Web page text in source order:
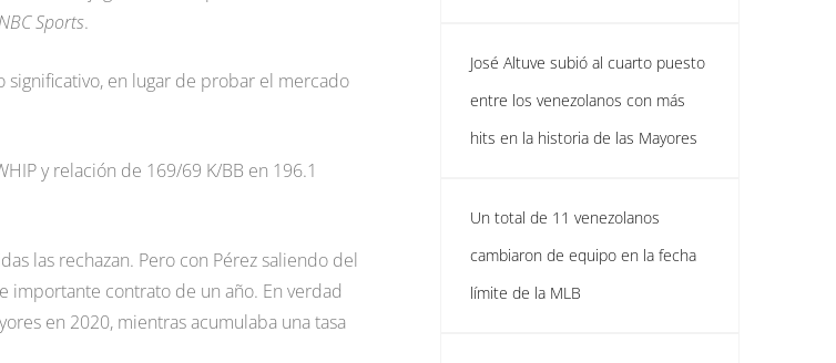
NBC Sports.
en lugar de probar el mercado
y relación de 169/69 K/BB en 196.1
las rechazan. Pero con Pérez saliendo del
importante contrato de un año. En verdad
en 2020, mientras acumulaba una tasa
José Altuve subió al cuarto puesto
entre los venezolanos con más
hits en la historia de las Mayores
Un total de 11 venezolanos
cambiaron de equipo en la fecha
límite de la MLB